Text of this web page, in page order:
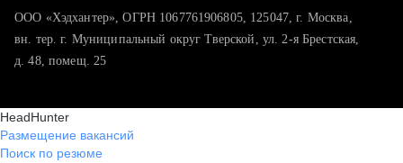
ООО «Хэдхантер», ОГРН 1067761906805, 125047, г. Москва,
вн. тер. г. Муниципальный округ Тверской, ул. 2-я Брестская,
д. 48, помещ. 25
HeadHunter
Размещение вакансий
Поиск по резюме